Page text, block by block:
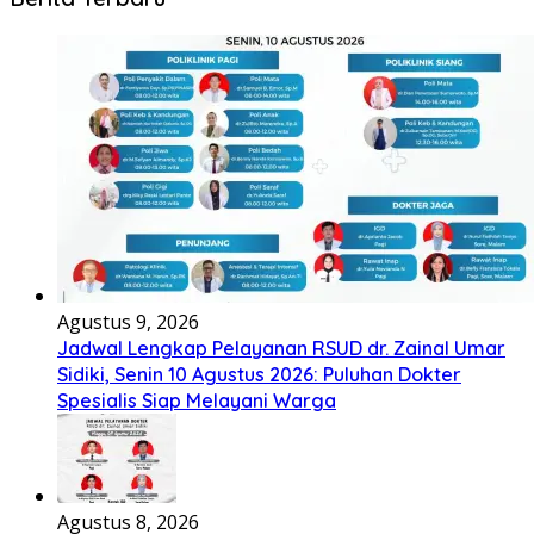
Agustus 9, 2026
Jadwal Lengkap Pelayanan RSUD dr. Zainal Umar
Sidiki, Senin 10 Agustus 2026: Puluhan Dokter
Spesialis Siap Melayani Warga
Agustus 8, 2026